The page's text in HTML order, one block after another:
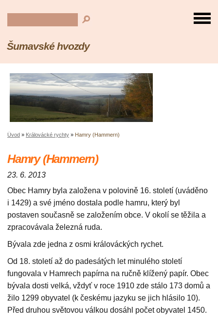
Šumavské hvozdy
Úvod » Královácké rychty » Hamry (Hammern)
Hamry (Hammern)
23. 6. 2013
Obec Hamry byla založena v polovině 16. století (uváděno
i 1429) a své jméno dostala podle hamru, který byl
postaven současně se založením obce. V okolí se těžila a
zpracovávala železná ruda.
Bývala zde jedna z osmi králováckých rychet.
Od 18. století až do padesátých let minulého století
fungovala v Hamrech papírna na ručně klížený papír. Obec
bývala dosti velká, vždyť v roce 1910 zde stálo 173 domů a
žilo 1299 obyvatel (k českému jazyku se jich hlásilo 10).
Před druhou světovou válkou dosáhl počet obyvatel 1450.